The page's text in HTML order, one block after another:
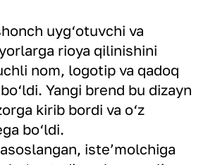
uyg‘otuvchi va
rioya qilinishini
nom, logotip va qadoq
Yangi brend bu dizayn
kirib bordi va o‘z
bo‘ldi.
iste’molchiga